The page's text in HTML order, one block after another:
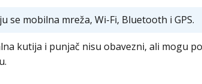
se mobilna mreža, Wi-Fi, Bluetooth i GPS.
kutija i punjač nisu obavezni, ali mogu